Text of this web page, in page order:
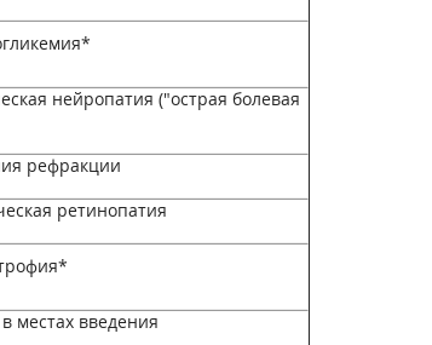
нейропатия ("острая болевая
рефракции
ретинопатия
местах введения